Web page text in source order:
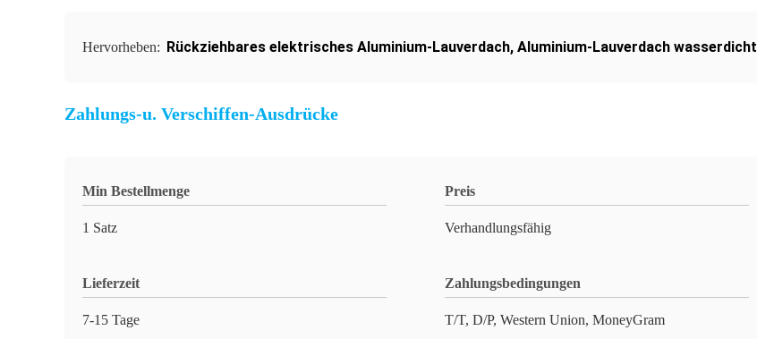
Hervorheben: Rückziehbares elektrisches Aluminium-Lauverdach, Aluminium-Lauverdach wasserdicht
Zahlungs-u. Verschiffen-Ausdrücke
Min Bestellmenge
1 Satz
Preis
Verhandlungsfähig
Lieferzeit
7-15 Tage
Zahlungsbedingungen
T/T, D/P, Western Union, MoneyGram